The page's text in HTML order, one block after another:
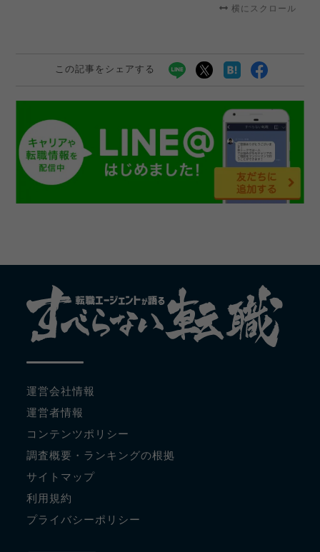
横にスクロール
この記事をシェアする
運営会社情報
運営者情報
コンテンツポリシー
調査概要・ランキングの根拠
サイトマップ
利用規約
プライバシーポリシー